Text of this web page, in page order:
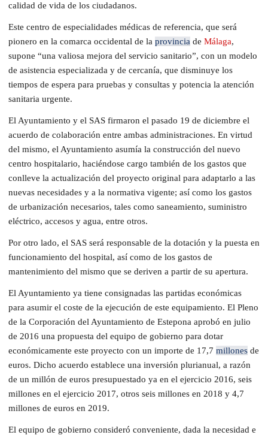
calidad de vida de los ciudadanos.
Este centro de especialidades médicas de referencia, que será
pionero en la comarca occidental de la provincia de Málaga,
supone “una valiosa mejora del servicio sanitario”, con un modelo
de asistencia especializada y de cercanía, que disminuye los
tiempos de espera para pruebas y consultas y potencia la atención
sanitaria urgente.
El Ayuntamiento y el SAS firmaron el pasado 19 de diciembre el
acuerdo de colaboración entre ambas administraciones. En virtud
del mismo, el Ayuntamiento asumía la construcción del nuevo
centro hospitalario, haciéndose cargo también de los gastos que
conlleve la actualización del proyecto original para adaptarlo a las
nuevas necesidades y a la normativa vigente; así como los gastos
de urbanización necesarios, tales como saneamiento, suministro
eléctrico, accesos y agua, entre otros.
Por otro lado, el SAS será responsable de la dotación y la puesta en
funcionamiento del hospital, así como de los gastos de
mantenimiento del mismo que se deriven a partir de su apertura.
El Ayuntamiento ya tiene consignadas las partidas económicas
para asumir el coste de la ejecución de este equipamiento. El Pleno
de la Corporación del Ayuntamiento de Estepona aprobó en julio
de 2016 una propuesta del equipo de gobierno para dotar
económicamente este proyecto con un importe de 17,7 millones de
euros. Dicho acuerdo establece una inversión plurianual, a razón
de un millón de euros presupuestado ya en el ejercicio 2016, seis
millones en el ejercicio 2017, otros seis millones en 2018 y 4,7
millones de euros en 2019.
El equipo de gobierno consideró conveniente, dada la necesidad e